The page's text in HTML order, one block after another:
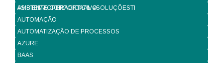
#SISTEMAOPERACIONAL #SOLUÇÕESTI
AMBIENTE CORPORTATIVO
AUTOMAÇÃO
AUTOMATIZAÇÃO DE PROCESSOS
AZURE
BAAS